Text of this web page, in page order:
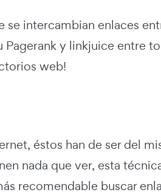
intercambian enlaces
y linkjuice entre
web!
éstos han de ser del
nada que ver, esta
recomendable buscar